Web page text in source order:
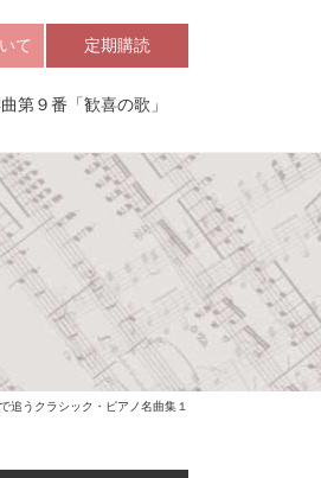
て 定期購読
第９番「歓喜の歌」
追うクラシック・ピアノ名曲集１